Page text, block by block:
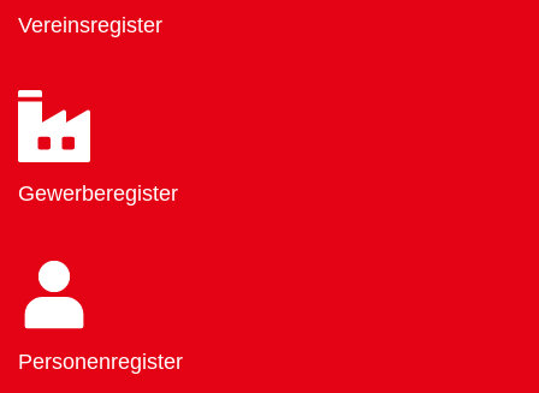
Vereinsregister
Gewerberegister
Personenregister